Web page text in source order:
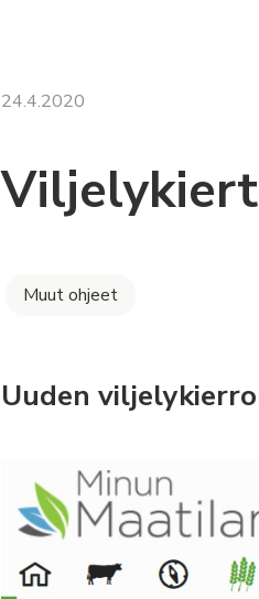
24.4.2020
Muut ohjeet
Uuden